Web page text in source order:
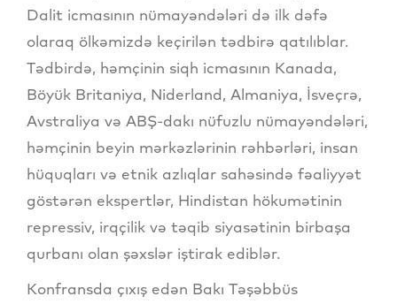
Dalit icmasının nümayəndələri də ilk dəfə
olaraq ölkəmizdə keçirilən tədbirə qatılıblar.
Tədbirdə, həmçinin siqh icmasının Kanada,
Böyük Britaniya, Niderland, Almaniya, İsveçrə,
Avstraliya və ABŞ-dakı nüfuzlu nümayəndələri,
həmçinin beyin mərkəzlərinin rəhbərləri, insan
hüquqları və etnik azlıqlar sahəsində fəaliyyət
göstərən ekspertlər, Hindistan hökumətinin
repressiv, irqçilik və təqib siyasətinin birbaşa
qurbanı olan şəxslər iştirak ediblər.
Konfransda çıxış edən Bakı Təşəbbüs